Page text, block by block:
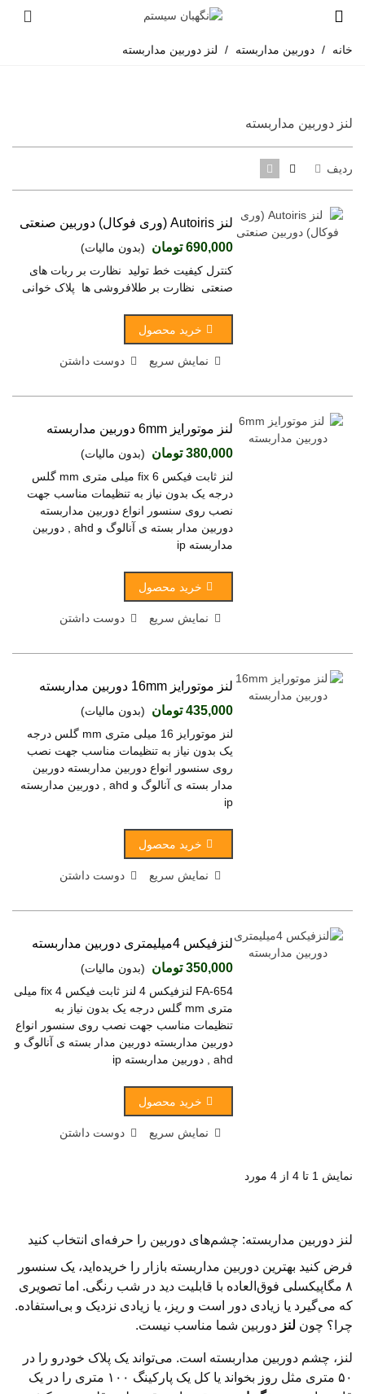
خانه / دوربین مداربسته / لنز دوربین مداربسته
لنز دوربین مداربسته
ردیف
لنز Autoiris (وری فوکال) دوربین صنعتی
690,000 تومان
(بدون مالیات)
کنترل کیفیت خط تولید نظارت بر ربات های
صنعتی نظارت بر طلافروشی ها پلاک خوانی
خرید محصول
نمایش سریع دوست داشتن
لنز موتورایز 6mm دوربین مداربسته
380,000 تومان
(بدون مالیات)
لنز ثابت فیکس fix 6 میلی متری mm گلس
درجه یک بدون نیاز به تنظیمات مناسب جهت
نصب روی سنسور انواع دوربین مداربسته
دوربین مدار بسته ی آنالوگ و ahd , دوربین
مداربسته ip
خرید محصول
نمایش سریع دوست داشتن
لنز موتورایز 16mm دوربین مداربسته
435,000 تومان
(بدون مالیات)
لنز موتورایز 16 میلی متری mm گلس درجه
یک بدون نیاز به تنظیمات مناسب جهت نصب
روی سنسور انواع دوربین مداربسته دوربین
مدار بسته ی آنالوگ و ahd , دوربین مداربسته
ip
خرید محصول
نمایش سریع دوست داشتن
لنزفیکس 4میلیمتری دوربین مداربسته
350,000 تومان
(بدون مالیات)
FA-654 لنزفیکس 4 لنز ثابت فیکس fix 4 میلی
متری mm گلس درجه یک بدون نیاز به
تنظیمات مناسب جهت نصب روی سنسور انواع
دوربین مداربسته دوربین مدار بسته ی آنالوگ و
ahd , دوربین مداربسته ip
خرید محصول
نمایش سریع دوست داشتن
نمایش 1 تا 4 از 4 مورد
لنز دوربین مداربسته: چشم‌های دوربین را حرفه‌ای انتخاب کنید
فرض کنید بهترین دوربین مداربسته بازار را خریده‌اید، یک سنسور
۸ مگاپیکسلی فوق‌العاده با قابلیت دید در شب رنگی. اما تصویری
که می‌گیرد یا زیادی دور است و ریز، یا زیادی نزدیک و بی‌استفاده.
چرا؟ چون لنز دوربین شما مناسب نیست.
لنز، چشم دوربین مداربسته است. می‌تواند یک پلاک خودرو را در
۵۰ متری مثل روز بخواند یا کل یک پارکینگ ۱۰۰ متری را در یک